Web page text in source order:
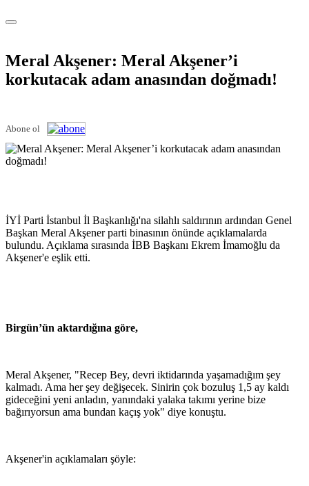
Meral Akşener: Meral Akşener’i
korkutacak adam anasından doğmadı!
Abone ol
İYİ Parti İstanbul İl Başkanlığı'na silahlı saldırının ardından Genel
Başkan Meral Akşener parti binasının önünde açıklamalarda
bulundu. Açıklama sırasında İBB Başkanı Ekrem İmamoğlu da
Akşener'e eşlik etti.
Birgün’ün aktardığına göre,
Meral Akşener, "Recep Bey, devri iktidarında yaşamadığım şey
kalmadı. Ama her şey değişecek. Sinirin çok bozuluş 1,5 ay kaldı
gideceğini yeni anladın, yanındaki yalaka takımı yerine bize
bağırıyorsun ama bundan kaçış yok" diye konuştu.
Akşener'in açıklamaları şöyle: